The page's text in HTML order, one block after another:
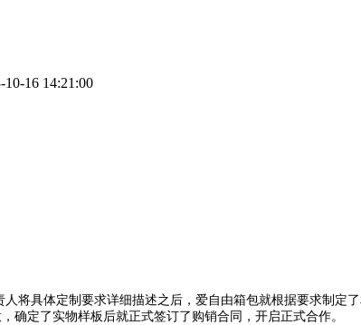
16 14:21:00
具体定制要求详细描述之后，爱自由箱包就根据要求制定
定了实物样板后就正式签订了购销合同，开启正式合作。